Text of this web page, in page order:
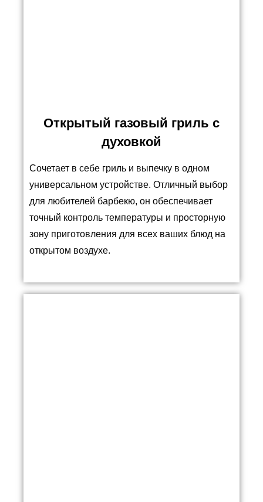
Открытый газовый гриль с
духовкой
Сочетает в себе гриль и выпечку в одном
универсальном устройстве. Отличный выбор
для любителей барбекю, он обеспечивает
точный контроль температуры и просторную
зону приготовления для всех ваших блюд на
открытом воздухе.